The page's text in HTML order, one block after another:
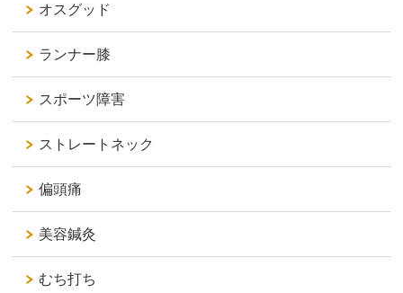
オスグッド
ランナー膝
スポーツ障害
ストレートネック
偏頭痛
美容鍼灸
むち打ち